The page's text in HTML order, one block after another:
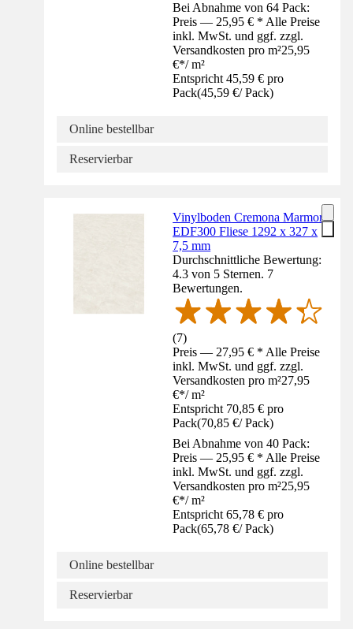
Bei Abnahme von 64 Pack:
Preis — 25,95 € * Alle Preise
inkl. MwSt. und ggf. zzgl.
Versandkosten pro m²25,95
€*/ m²
Entspricht 45,59 € pro
Pack(45,59 €/ Pack)
Online bestellbar
Reservierbar
Vinylboden Cremona Marmor
EDF300 Fliese 1292 x 327 x
7,5 mm
Durchschnittliche Bewertung:
4.3 von 5 Sternen. 7
Bewertungen.
(7)
Preis — 27,95 € * Alle Preise
inkl. MwSt. und ggf. zzgl.
Versandkosten pro m²27,95
€*/ m²
Entspricht 70,85 € pro
Pack(70,85 €/ Pack)
Bei Abnahme von 40 Pack:
Preis — 25,95 € * Alle Preise
inkl. MwSt. und ggf. zzgl.
Versandkosten pro m²25,95
€*/ m²
Entspricht 65,78 € pro
Pack(65,78 €/ Pack)
Online bestellbar
Reservierbar